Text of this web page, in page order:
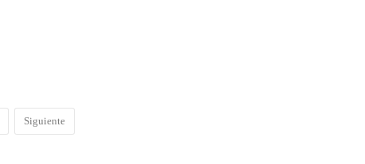
Siguiente